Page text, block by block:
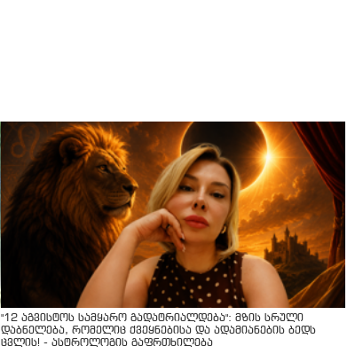
"12 აგვისტოს სამყარო გადატრიალდება": მზის სრული
დაბნელება, რომელიც ქვეყნებისა და ადამიანების ბედს
ცვლის! - ასტროლოგის გაფრთხილება